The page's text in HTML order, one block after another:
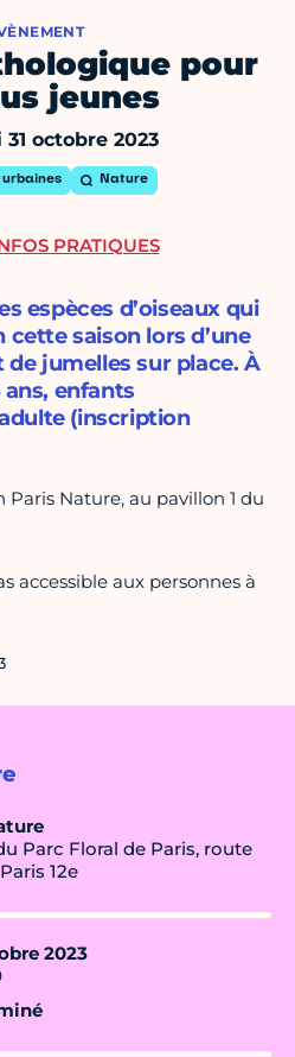
pour
jeunes
octobre 2023
urbaines Nature
Parc Floral de Paris, route
12e
2023
espèces d’oiseaux qui
saison lors d’une
jumelles sur place. À
enfants
(inscription
Paris Nature, au pavillon 1 du
accessible aux personnes à
PRATIQUES